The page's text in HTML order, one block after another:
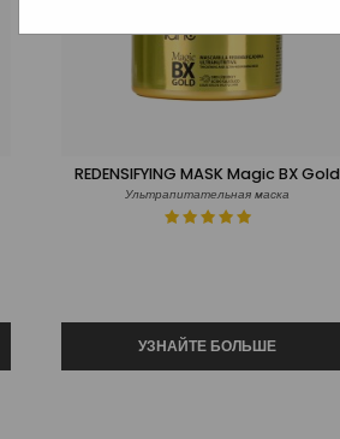
REDENSIFYING MASK Magic BX Gold
Ультрапитательная маска